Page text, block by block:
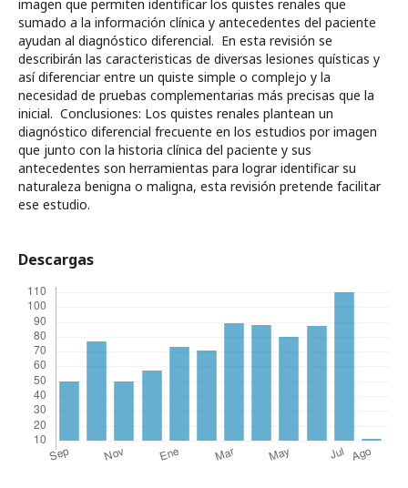
imagen que permiten identificar los quistes renales que
sumado a la información clínica y antecedentes del paciente
ayudan al diagnóstico diferencial. En esta revisión se
describirán las caracteristicas de diversas lesiones quísticas y
así diferenciar entre un quiste simple o complejo y la
necesidad de pruebas complementarias más precisas que la
inicial. Conclusiones: Los quistes renales plantean un
diagnóstico diferencial frecuente en los estudios por imagen
que junto con la historia clínica del paciente y sus
antecedentes son herramientas para lograr identificar su
naturaleza benigna o maligna, esta revisión pretende facilitar
ese estudio.
Descargas